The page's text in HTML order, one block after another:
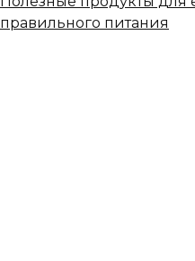
правильного питания